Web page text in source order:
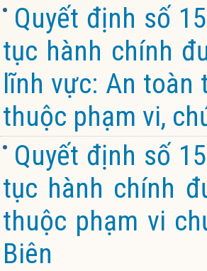
Quyết định số
tục hành chính
lĩnh vực: An toàn
thuộc phạm vi,
Quyết định số
tục hành chính
thuộc phạm vi
Biên